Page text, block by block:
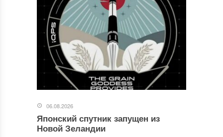
06.08.2026
Японский спутник запущен из
Новой Зеландии